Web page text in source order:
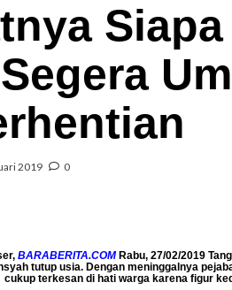
2019 0
BARABERITA.COMRabu, 27/02/2019
tutup usia. Dengan meninggalnya
terkesan di hati warga karena figur